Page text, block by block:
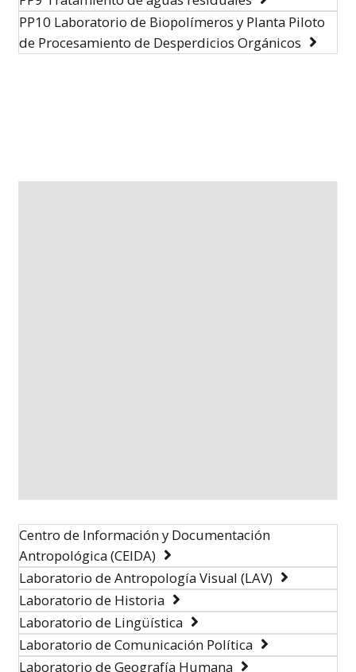
PP10 Laboratorio de Biopolímeros y Planta Piloto
de Procesamiento de Desperdicios Orgánicos
Centro de Información y Documentación
Antropológica (CEIDA)
Laboratorio de Antropología Visual (LAV)
Laboratorio de Historia
Laboratorio de Lingüística
Laboratorio de Comunicación Política
Laboratorio de Geografía Humana